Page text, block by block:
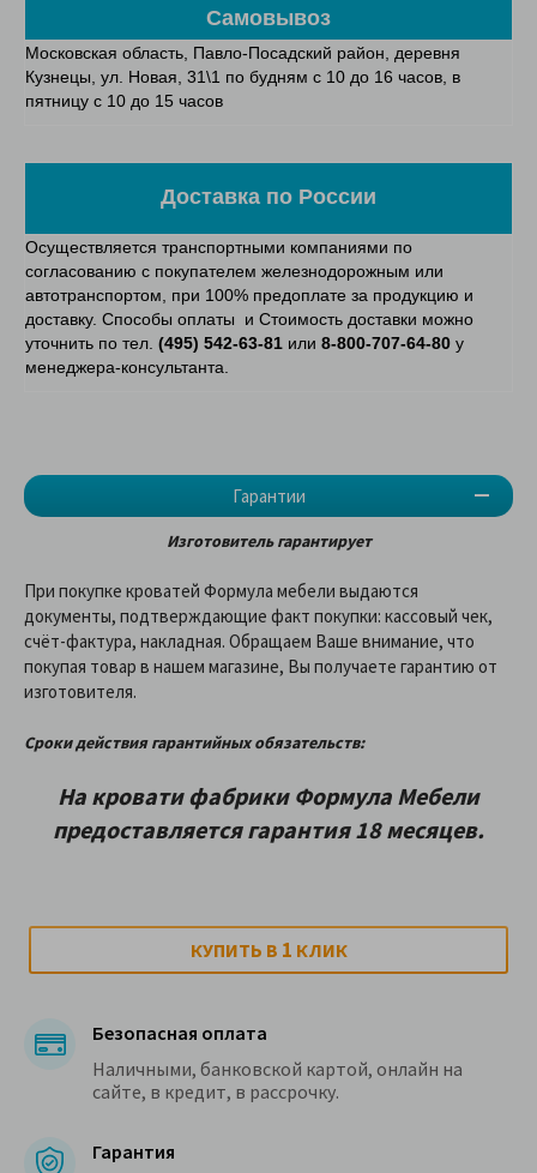
Гарантии
Самовывоз
Московская область, Павло-Посадский район, деревня
Кузнецы, ул. Новая, 31\1 по будням с 10 до 16 часов, в
пятницу с 10 до 15 часов
Доставка по России
Осуществляется транспортными компаниями по
согласованию с покупателем железнодорожным или
автотранспортом, при 100% предоплате за продукцию и
доставку. Способы оплаты и Стоимость доставки можно
уточнить по тел. (495) 542-63-81 или 8-800-707-64-80 у
менеджера-консультанта.
Изготовитель гарантирует
При покупке кроватей Формула мебели выдаются
документы, подтверждающие факт покупки: кассовый чек,
счёт-фактура, накладная. Обращаем Ваше внимание, что
покупая товар в нашем магазине, Вы получаете гарантию от
изготовителя.
Сроки действия гарантийных обязательств:
На кровати фабрики Формула Мебели
предоставляетcя гарантия 18 месяцев.
КУПИТЬ В 1 КЛИК
Безопасная оплата
Наличными, банковской картой, онлайн на
сайте, в кредит, в рассрочку.
Гарантия